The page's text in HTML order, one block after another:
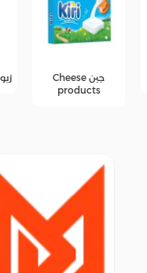
زيوت Oil products